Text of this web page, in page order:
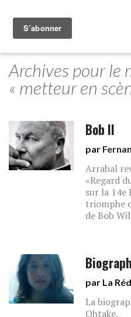
Archives pour le
« metteur en
Bob II
par
Arrabal
«Regard
sur la 14e
triomphe
de Bob
par La
La
Ohtake.